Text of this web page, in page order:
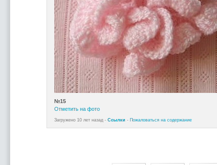
№15
Отметить на фото
Загружено 10 лет назад - Ссылки - Пожаловаться на содержание